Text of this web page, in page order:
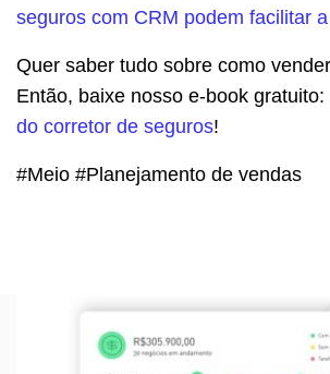
seguros com CRM podem facilitar
Quer saber tudo sobre como
Então, baixe nosso e-book gratuito:
do corretor de seguros!
#Meio #Planejamento de vendas